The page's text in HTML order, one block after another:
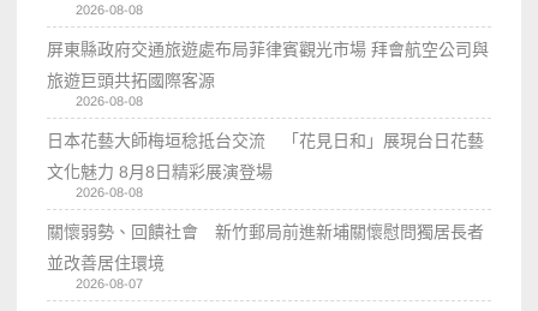
2026-08-08
屏東縣政府交通旅遊處布局菲律賓觀光市場 拜會航空公司與
旅遊巨頭共拓國際客源
2026-08-08
日本花藝大師梅垣稔抵台交流 「花見日和」展現台日花藝
文化魅力 8月8日精彩展演登場
2026-08-08
關懷弱勢、回饋社會 新竹郵局前進新埔關懷慰問獨居長者
並改善居住環境
2026-08-07